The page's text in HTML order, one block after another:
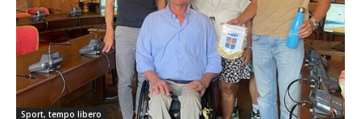
Sport, tempo libero